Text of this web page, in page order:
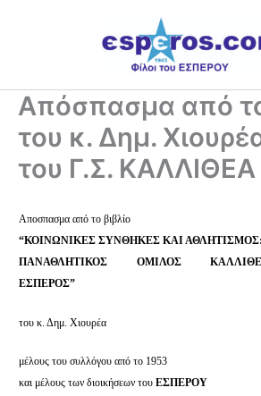
Απόσπασμα από
του κ. Δημ.
του Γ.Σ. ΚΑΛΛΙΘΕΑ
Αποσπασμα από το βιβλίο
“ΚΟΙΝΩΝΙΚΕΣ ΣΥΝΘΗΚΕΣ ΚΑΙ ΑΘΛΗΤΙΣΜΟΣ:
ΠΑΝΑΘΛΗΤΙΚΟΣ ΟΜΙΛΟΣ
ΕΣΠΕΡΟΣ”
του κ. Δημ. Χιουρέα
μέλους του συλλόγου από το 1953
και μέλους των διοικήσεων του ΕΣΠΕΡΟΥ